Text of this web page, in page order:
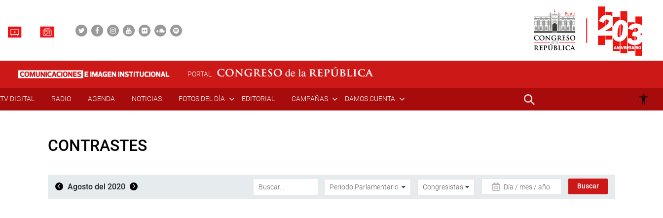
PORTAL
TV DIGITAL RADIO AGENDA NOTICIAS FOTOS DEL DÍA EDITORIAL CAMPAÑAS DAMOS CUENTA
CONTRASTES
Agosto del 2020 Día / mes / año